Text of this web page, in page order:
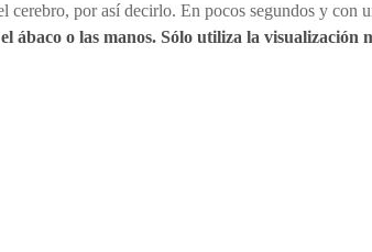
cerebro, por así decirlo. En pocos segundos y con
ábaco o las manos. Sólo utiliza la